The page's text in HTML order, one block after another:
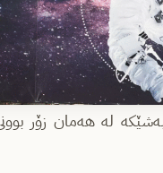
لە هەمان زۆر